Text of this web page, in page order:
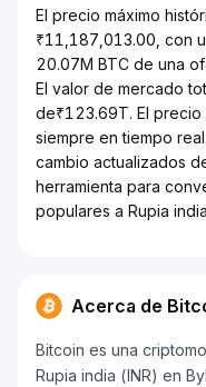
El precio máximo
₹11,187,013.00, con
20.07M BTC de una
El valor de mercado
de₹123.69T. El precio
siempre en tiempo
cambio actualizados
herramienta para
populares a Rupia
Acerca de
Bitcoin es una
Rupia india (INR) en